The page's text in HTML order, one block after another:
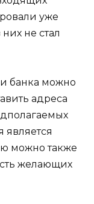
уже
не стал
банка можно
адреса
можно также
желающих